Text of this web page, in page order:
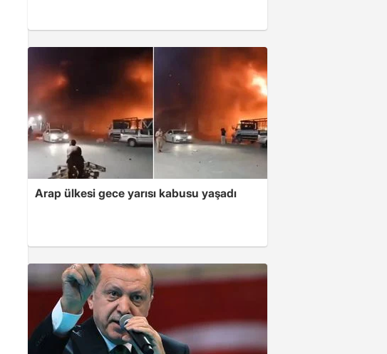
Arap ülkesi gece yarısı kabusu yaşadı